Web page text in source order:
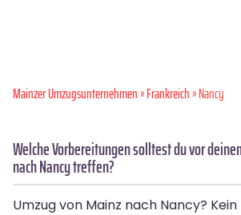
Mainzer Umzugsunternehmen»Frankreich» Nancy
Welche Vorbereitungen solltest du vor
nach Nancy treffen?
Umzug von Mainz nach Nancy?